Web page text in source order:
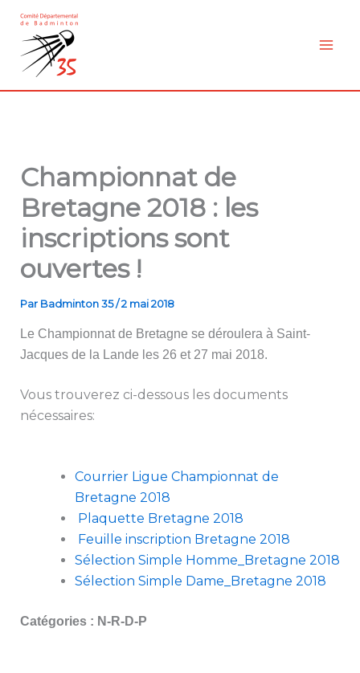
contenu
Championnat de
Bretagne 2018 : les
inscriptions sont
ouvertes !
Par Badminton 35/2 mai 2018
Le Championnat de Bretagne se déroulera à Saint-
Jacques de la Lande les 26 et 27 mai 2018.
Vous trouverez ci-dessous les documents
nécessaires:
Courrier Ligue Championnat de
Bretagne 2018
Plaquette Bretagne 2018
Feuille inscription Bretagne 2018
Sélection Simple Homme_Bretagne 2018
Sélection Simple Dame_Bretagne 2018
Catégories : N-R-D-P